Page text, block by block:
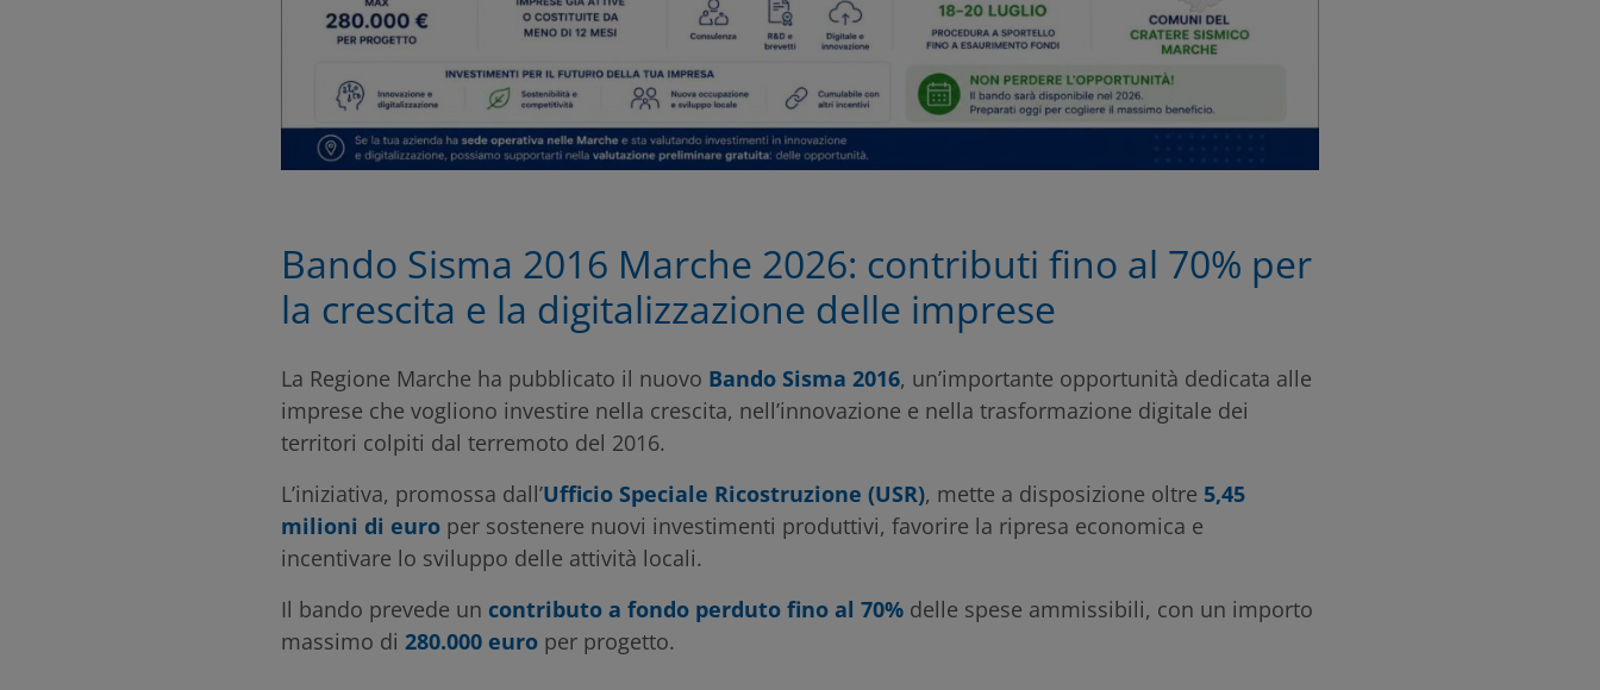
Bando Sisma 2016 Marche 2026: contributi fino al 70% per
la crescita e la digitalizzazione delle imprese
La Regione Marche ha pubblicato il nuovo Bando Sisma 2016, un’importante opportunità dedicata alle
imprese che vogliono investire nella crescita, nell’innovazione e nella trasformazione digitale dei
territori colpiti dal terremoto del 2016.
L’iniziativa, promossa dall’Ufficio Speciale Ricostruzione (USR), mette a disposizione oltre 5,45
milioni di euro per sostenere nuovi investimenti produttivi, favorire la ripresa economica e
incentivare lo sviluppo delle attività locali.
Il bando prevede un contributo a fondo perduto fino al 70% delle spese ammissibili, con un importo
massimo di 280.000 euro per progetto.